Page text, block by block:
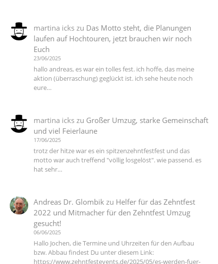
martina ickszu Das Motto steht, die Planungen
laufen auf Hochtouren, jetzt brauchen wir noch
Euch
23/06/2025
hallo andreas, es war ein tolles fest. ich hoffe, das meine
aktion (überraschung) geglückt ist. ich sehe heute noch
eure…
martina ickszu Großer Umzug, starke Gemeinschaft
und viel Feierlaune
17/06/2025
trotz der hitze war es ein spitzenzehntfestfest und das
motto war auch treffend "völlig losgelöst". wie passend. es
hat sehr…
Andreas Dr. Glombik zu Helfer für das Zehntfest
2022 und Mitmacher für den Zehntfest Umzug
gesucht!
06/06/2025
Hallo Jochen, die Termine und Uhrzeiten für den Aufbau
bzw. Abbau findest Du unter diesem Link:
https://www.zehntfestevents.de/2025/05/es-werden-fuer-